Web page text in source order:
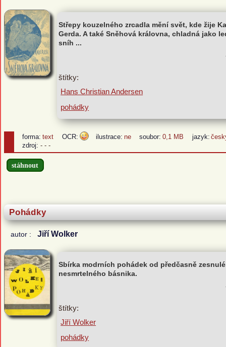
Střepy kouzelného zrcadla mění svět, kde žije
Gerda. A také Sněhová královna, chladná jako
sníh ...
štítky:
Hans Christian Andersen
pohádky
forma: text OCR: ilustrace: ne soubor: 0,1 MB jazyk:
zdroj: - - -
stáhnout
Pohádky
autor : Jiří Wolker
Sbírka modrních pohádek od předčasně
nesmrtelného básnika.
štítky:
Jiří Wolker
pohádky